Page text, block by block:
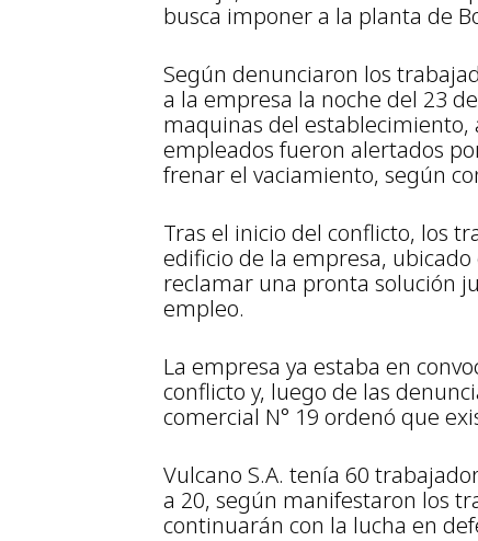
busca imponer a la planta de
Según denunciaron los
a la empresa la noche del 23
maquinas del
empleados fueron alertados
frenar el vaciamiento, según
Tras el inicio del conflicto, los
edificio de la empresa, ubicado
reclamar una pronta solución
empleo.
La empresa ya estaba en
conflicto y, luego de las
comercial N° 19 ordenó que
Vulcano S.A. tenía 60
a 20, según manifestaron los
continuarán con la lucha en